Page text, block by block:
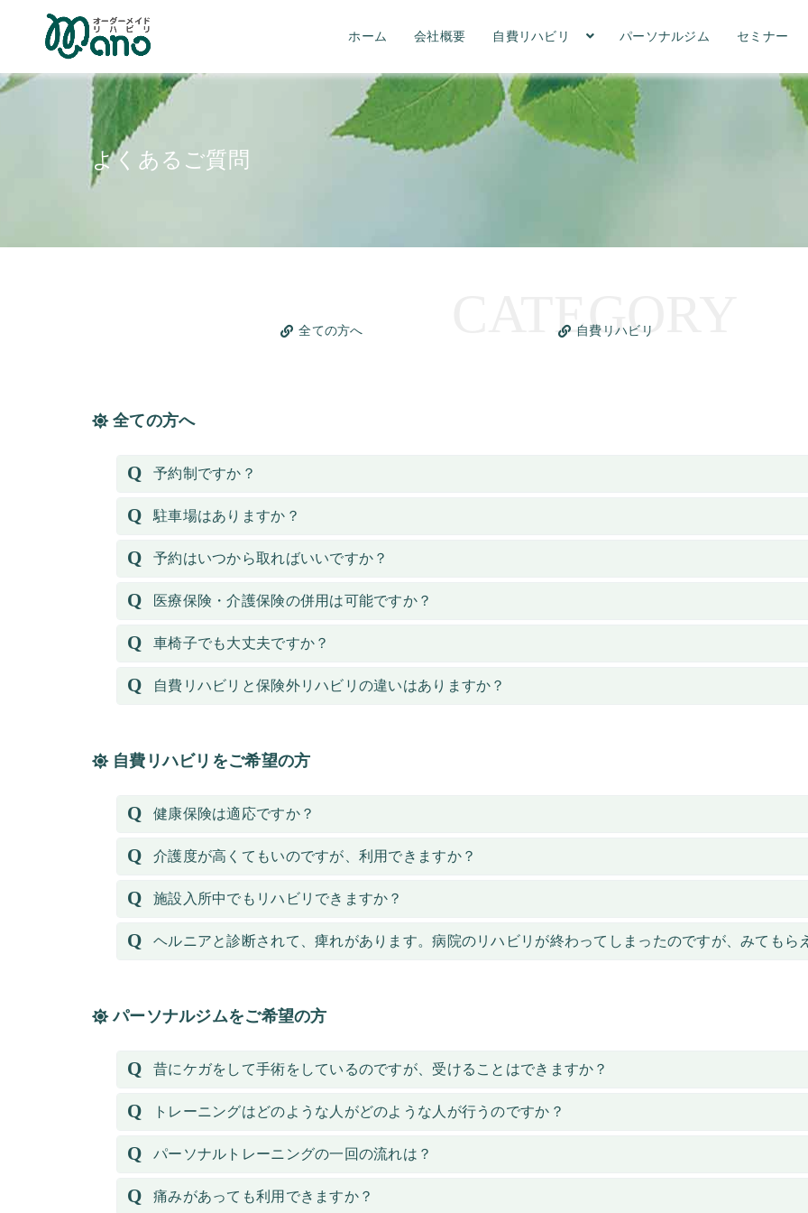
ホーム 会社概要 自費リハビリ パーソナルジム セミナー
よくあるご質問
全ての方へ 自費リハビリ
全ての方へ
予約制ですか？
駐車場はありますか？
予約はいつから取ればいいですか？
医療保険・介護保険の併用は可能ですか？
車椅子でも大丈夫ですか？
自費リハビリと保険外リハビリの違いはありますか？
自費リハビリをご希望の方
健康保険は適応ですか？
介護度が高くてもいのですが、利用できますか？
施設入所中でもリハビリできますか？
ヘルニアと診断されて、痺れがあります。病院のリハビリが終わってしまったのですが、みてもら
パーソナルジムをご希望の方
昔にケガをして手術をしているのですが、受けることはできますか？
トレーニングはどのような人がどのような人が行うのですか？
パーソナルトレーニングの一回の流れは？
痛みがあっても利用できますか？